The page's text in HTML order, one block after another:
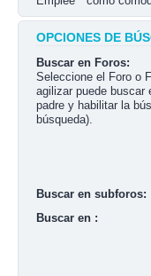
OPCIONES DE
Buscar en Foros:
Seleccione el Foro o
agilizar puede buscar
padre y habilitar la
búsqueda).
Buscar en subforos:
Buscar en :